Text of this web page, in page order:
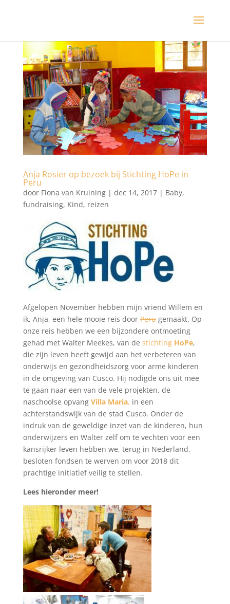
Anja Rosier op bezoek bij Stichting HoPe in
Peru
door Fiona van Kruining| dec 14, 2017| Baby,
fundraising, Kind, reizen
Afgelopen November hebben mijn vriend Willem en
ik, Anja, een hele mooie reis doorPerugemaakt. Op
onze reis hebben we een bijzondere ontmoeting
gehad met Walter Meekes, van de stichting HoPe,
die zijn leven heeft gewijd aan het verbeteren van
onderwijs en gezondheidszorg voor arme kinderen
in de omgeving van Cusco. Hij nodigde ons uit mee
te gaan naar een van de vele projekten, de
naschoolse opvang Villa Maria, in een
achterstandswijk van de stad Cusco. Onder de
indruk van de geweldige inzet van de kinderen, hun
onderwijzers en Walter zelf om te vechten voor een
kansrijker leven hebben we, terug in Nederland,
besloten fondsen te werven om voor 2018 dit
prachtige initiatief veilig te stellen.
Lees hieronder meer!